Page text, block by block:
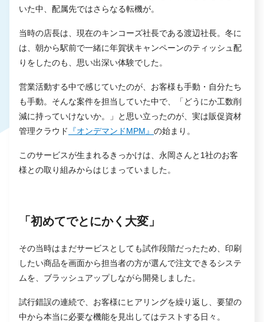
いた中、配属先ではさらなる転機が。
当時の店長は、現在のキンコーズ社長である渡辺社長。冬に
は、朝から駅前で一緒に年賀状キャンペーンのティッシュ配
りをしたのも、思い出深い体験でした。
営業活動する中で感じていたのが、お客様も手動・自分たち
も手動。そんな案件を担当していた中で、「どうにか工数削
減に持っていけないか。」と思い立ったのが、実は販促資材
管理クラウド
『オンデマンドMPM』 の始まり。
このサービスが生まれるきっかけは、永岡さんと1社のお客
様との取り組みからはじまっていました。
「初めてでとにかく大変」
その当時はまだサービスとしても試作段階だったため、印刷
したい商品を画面から担当者の方が選んで注文できるシステ
ムを、ブラッシュアップしながら開発しました。
試行錯誤の連続で、お客様にヒアリングを繰り返し、要望の
中から本当に必要な機能を見出してはテストする日々。